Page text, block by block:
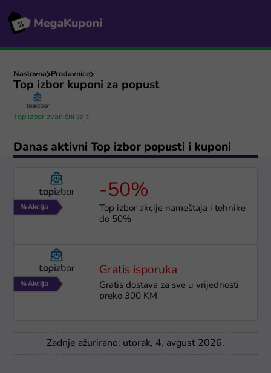
Naslovna Prodavnice
Top izbor kuponi za popust
Top izbor zvanični sajt
Danas aktivni Top izbor popusti i kuponi
-50%
Top izbor akcije nameštaja i tehnike
do 50%
Gratis isporuka
Gratis dostava za sve u vrijednosti
preko 300 KM
Zadnje ažurirano: utorak, 4. avgust 2026.